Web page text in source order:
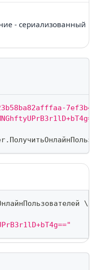
- сериализованный
.
\